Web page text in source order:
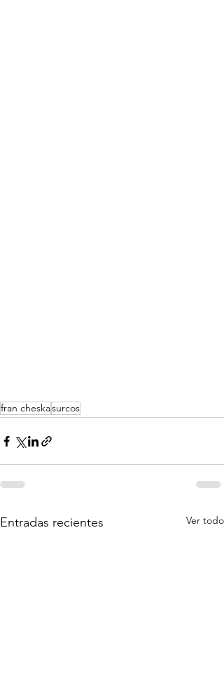
fran cheskasurcos
Entradas recientes Ver todo